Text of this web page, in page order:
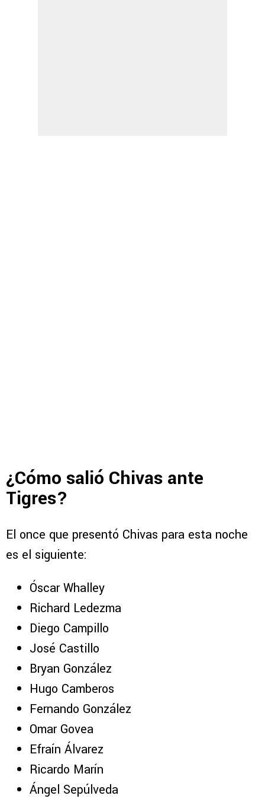
¿Cómo salió Chivas ante
Tigres?
El once que presentó Chivas para esta noche
es el siguiente:
Óscar Whalley
Richard Ledezma
Diego Campillo
José Castillo
Bryan González
Hugo Camberos
Fernando González
Omar Govea
Efraín Álvarez
Ricardo Marín
Ángel Sepúlveda